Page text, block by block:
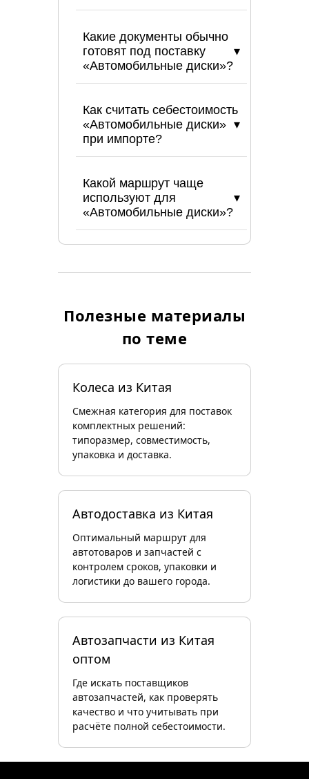
Какие документы обычно
готовят под поставку
«Автомобильные диски»?
Как считать себестоимость
«Автомобильные диски»
при импорте?
Какой маршрут чаще
используют для
«Автомобильные диски»?
Полезные материалы
по теме
Колеса из Китая
Смежная категория для поставок
комплектных решений:
типоразмер, совместимость,
упаковка и доставка.
Автодоставка из Китая
Оптимальный маршрут для
автотоваров и запчастей с
контролем сроков, упаковки и
логистики до вашего города.
Автозапчасти из Китая
оптом
Где искать поставщиков
автозапчастей, как проверять
качество и что учитывать при
расчёте полной себестоимости.